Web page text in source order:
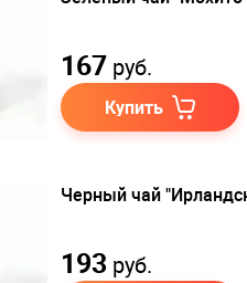
167 руб.
Купить
Черный чай
193 руб.